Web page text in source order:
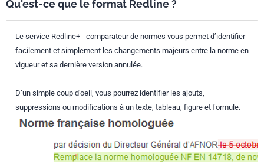
Qu'est-ce que le format Redline ?
Le service Redline+ - comparateur de normes vous permet d’identifier
facilement et simplement les changements majeurs entre la norme en
vigueur et sa dernière version annulée.
D’un simple coup d’oeil, vous pourrez identifier les ajouts,
suppressions ou modifications à un texte, tableau, figure et formule.